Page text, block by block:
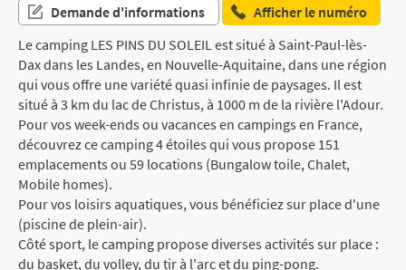
Demande d'informations
Afficher le numéro
Le camping LES PINS DU SOLEIL est situé à Saint-Paul-lès-
Dax dans les Landes, en Nouvelle-Aquitaine, dans une région
qui vous offre une variété quasi infinie de paysages. Il est
situé à 3 km du lac de Christus, à 1000 m de la rivière l'Adour.
Pour vos week-ends ou vacances en campings en France,
découvrez ce camping 4 étoiles qui vous propose 151
emplacements ou 59 locations (Bungalow toile, Chalet,
Mobile homes).
Pour vos loisirs aquatiques, vous bénéficiez sur place d'une
(piscine de plein-air).
Côté sport, le camping propose diverses activités sur place :
du basket, du volley, du tir à l'arc et du ping-pong.